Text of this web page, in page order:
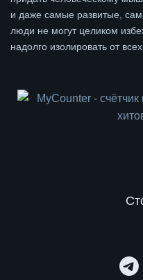
и даже самые развитые,
люди не могут целиком
надолго изолировать от